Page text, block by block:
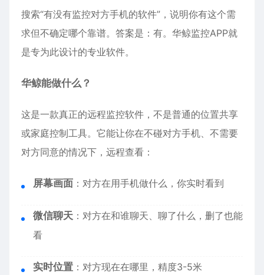
搜索“有没有监控对方手机的软件”，说明你有这个需
求但不确定哪个靠谱。答案是：有。华鲸监控APP就
是专为此设计的专业软件。
华鲸能做什么？
这是一款真正的远程监控软件，不是普通的位置共享
或家庭控制工具。它能让你在不碰对方手机、不需要
对方同意的情况下，远程查看：
屏幕画面 ：对方在用手机做什么，你实时看到
微信聊天 ：对方在和谁聊天、聊了什么，删了也能
看
实时位置 ：对方现在在哪里，精度3-5米